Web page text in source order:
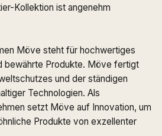
Kollektion ist angenehm
Möve steht für hochwertiges
bewährte Produkte. Möve fertigt
und der ständigen
Technologien. Als
setzt Möve auf Innovation, um
Produkte von exzellenter